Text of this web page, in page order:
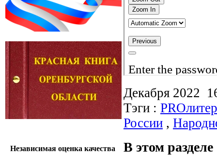
Независимая оценка качества
Декабря 2022
Тэги :
России ,
В этом разделе